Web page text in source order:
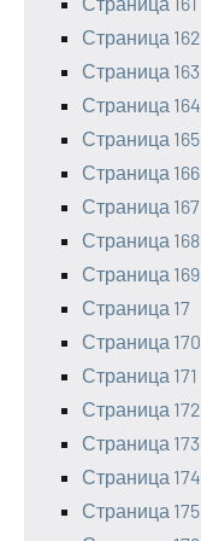
Страница 162
Страница 163
Страница 164
Страница 165
Страница 166
Страница 167
Страница 168
Страница 169
Страница 17
Страница 170
Страница 171
Страница 172
Страница 173
Страница 174
Страница 175